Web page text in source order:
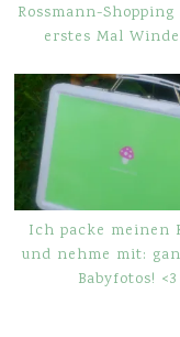
Rossmann-
erstes Mal
Ich packe meinen
und nehme mit:
Babyfotos! <3